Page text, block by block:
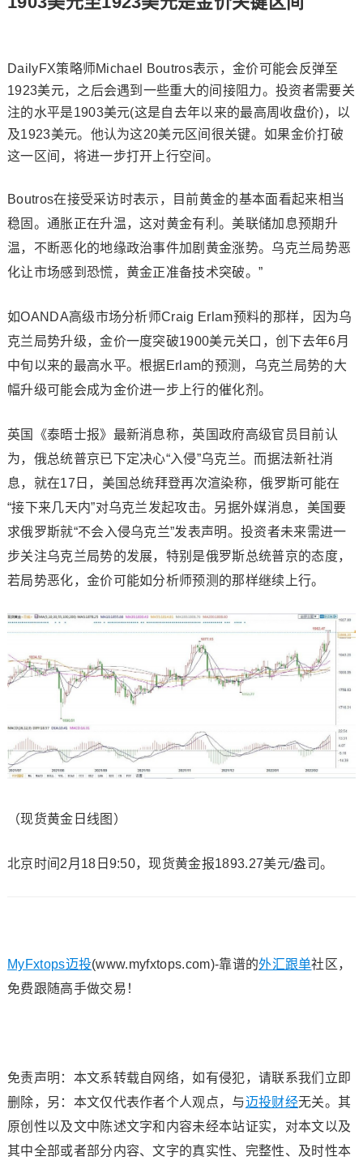
DailyFX策略师Michael Boutros表示，金价可能会反弹至
1923美元，之后会遇到一些重大的间接阻力。投资者需要关
注的水平是1903美元(这是自去年以来的最高周收盘价)，以
及1923美元。他认为这20美元区间很关键。如果金价打破
这一区间，将进一步打开上行空间。
Boutros在接受采访时表示，目前黄金的基本面看起来相当
稳固。通胀正在升温，这对黄金有利。美联储加息预期升
温，不断恶化的地缘政治事件加剧黄金涨势。乌克兰局势恶
化让市场感到恐慌，黄金正准备技术突破。”
如OANDA高级市场分析师Craig Erlam预料的那样，因为乌
克兰局势升级，金价一度突破1900美元关口，创下去年6月
中旬以来的最高水平。根据Erlam的预测，乌克兰局势的大
幅升级可能会成为金价进一步上行的催化剂。
英国《泰晤士报》最新消息称，英国政府高级官员目前认
为，俄总统普京已下定决心“入侵”乌克兰。而据法新社消
息，就在17日，美国总统拜登再次渲染称，俄罗斯可能在
“接下来几天内”对乌克兰发起攻击。另据外媒消息，美国要
求俄罗斯就“不会入侵乌克兰”发表声明。投资者未来需进一
步关注乌克兰局势的发展，特别是俄罗斯总统普京的态度，
若局势恶化，金价可能如分析师预测的那样继续上行。
（现货黄金 日线图）
北京时间2月18日9:50，现货黄金报1893.27美元/盎司。
MyFxtops迈投(www.myfxtops.com)-靠谱的外汇跟单社区，
免费跟随高手做交易！
免责声明：本文系转载自网络，如有侵犯，请联系我们立即
删除，另：本文仅代表作者个人观点，与迈投财经无关。其
原创性以及文中陈述文字和内容未经本站证实，对本文以及
其中全部或者部分内容、文字的真实性、完整性、及时性本